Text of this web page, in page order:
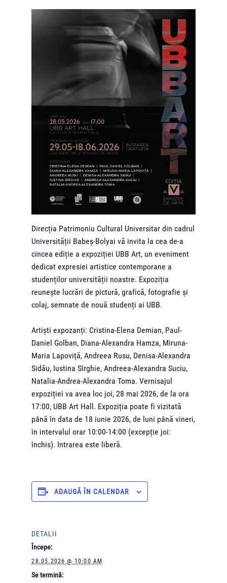
Direcția Patrimoniu Cultural Universitar din cadrul
Universității Babeș-Bolyai vă invita la cea de-a
cincea ediție a expoziției UBB Art, un eveniment
dedicat expresiei artistice contemporane a
studenților universității noastre. Expoziția
reunește lucrări de pictură, grafică, fotografie și
colaj, semnate de nouă studenți ai UBB.
Artiști expozanți: Cristina-Elena Demian, Paul-
Daniel Golban, Diana-Alexandra Hamza, Miruna-
Maria Lapoviță, Andreea Rusu, Denisa-Alexandra
Sidău, Iustina Sîrghie, Andreea-Alexandra Suciu,
Natalia-Andrea-Alexandra Toma. Vernisajul
expoziției va avea loc joi, 28 mai 2026, de la ora
17:00, UBB Art Hall. Expoziția poate fi vizitată
până în data de 18 iunie 2026, de luni până vineri,
în intervalul orar 10:00-14:00 (excepție joi:
închis). Intrarea este liberă.
ADAUGĂ ÎN CALENDAR
DETALII
Începe:
28.05.2026 @ 10:00 AM
Se termină: